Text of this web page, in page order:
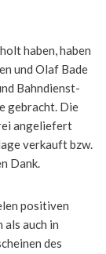
haben, haben
und Olaf Bade
Bahndienst-
gebracht. Die
angeliefert
verkauft bzw.
Dank.
positiven
als auch in
des